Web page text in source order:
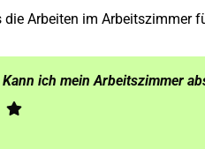
Arbeiten im Arbeitszimmer
Kann ich mein Arbeitszimmer